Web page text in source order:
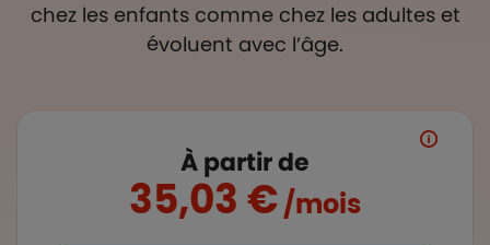
chez les enfants comme chez les adultes et
évoluent avec l’âge.
À partir de
35,03 €/mois